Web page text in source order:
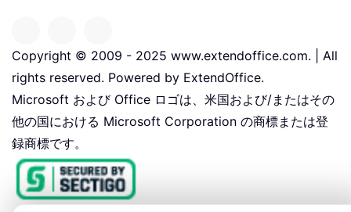
Copyright © 2009 - 2025 www.extendoffice.com. | All
rights reserved. Powered by ExtendOffice.
Microsoft および Office ロゴは、米国および/またはその
他の国における Microsoft Corporation の商標または登
録商標です。